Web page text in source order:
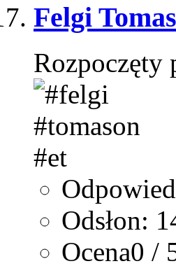
Felgi
Rozpoczęty
Odsłon:
Ocena0 /